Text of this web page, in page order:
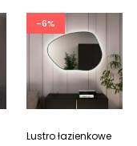
-6%
Lustro łazienkowe